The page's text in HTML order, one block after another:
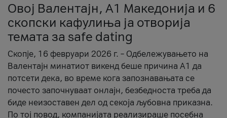
Овој Валентајн, A1 Македонија и 6
скопски кафулиња ја отворија
темата за safe dating
Скопје, 16 февруари 2026 г. – Одбележувањето на
Валентајн минатиот викенд беше причина А1 да
потсети дека, во време кога запознавањата се
почесто започнуваат онлајн, безбедноста треба да
биде неизоставен дел од секоја љубовна приказна.
По тој повод, компанијата реализираше посебна